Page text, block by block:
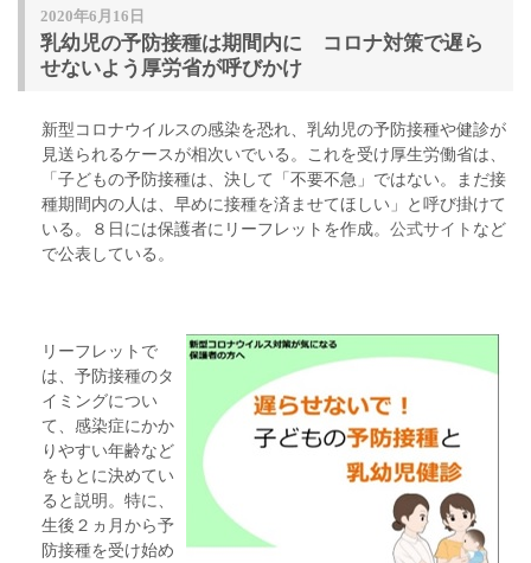
2020年6月16日
乳幼児の予防接種は期間内に コロナ対策で遅ら
せないよう厚労省が呼びかけ
新型コロナウイルスの感染を恐れ、乳幼児の予防接種や健診が
見送られるケースが相次いでいる。これを受け厚生労働省は、
「子どもの予防接種は、決して「不要不急」ではない。まだ接
種期間内の人は、早めに接種を済ませてほしい」と呼び掛けて
いる。８日には保護者にリーフレットを作成。 公式サイト など
で公表している。
リーフレットで
は、予防接種のタ
イミングについ
て、感染症にかか
りやすい年齢など
をもとに決めてい
ると説明。特に、
生後２ヵ月から予
防接種を受け始め